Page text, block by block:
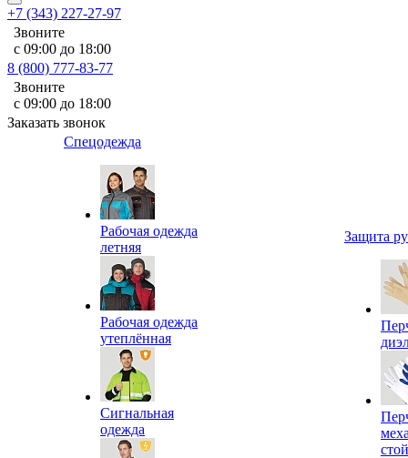
+7 (343) 227-27-97
Звоните
с 09:00 до 18:00
8 (800) 777-83-77
Звоните
с 09:00 до 18:00
Заказать звонок
Спецодежда
Рабочая одежда
летняя
Рабочая одежда
утеплённая
Сигнальная
одежда
Защита